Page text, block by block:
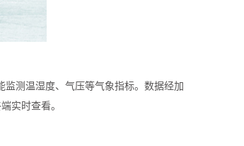
测温湿度、气压等气象指标。数据经加
实时查看。